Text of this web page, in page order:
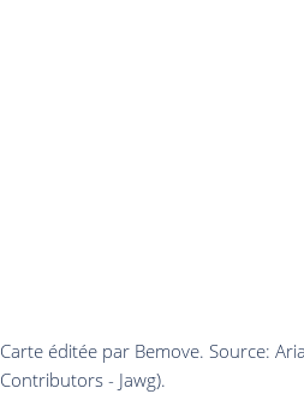
Carte éditée par Bemove. Source:
Contributors - Jawg).